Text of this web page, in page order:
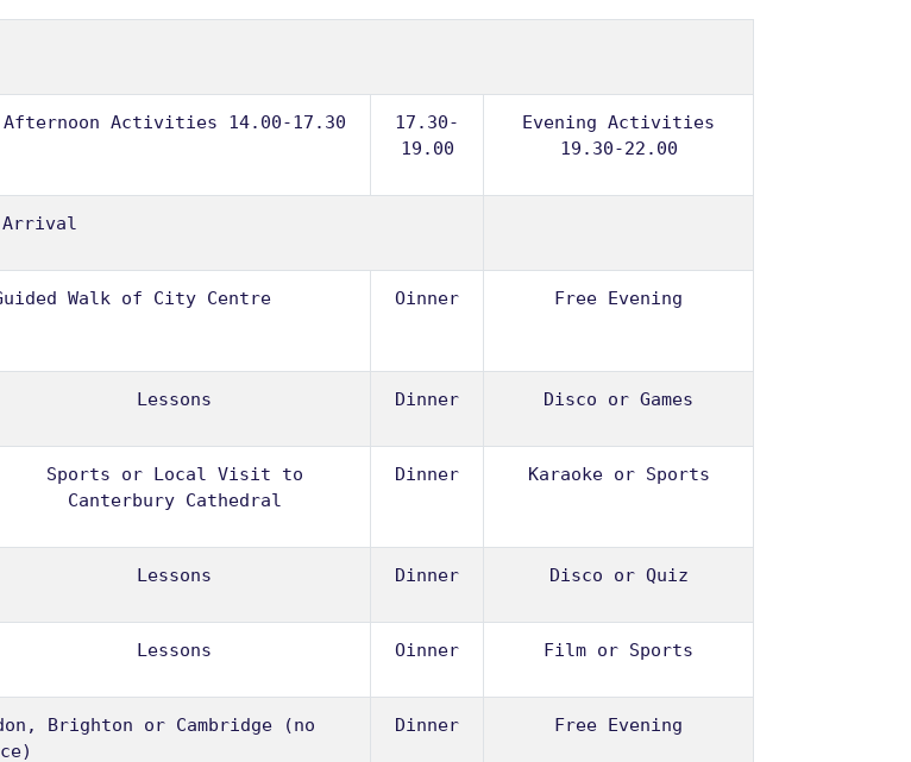
Afternoon Activities 14.00-17.30
17.30-
19.00
Evening Activities
19.30-22.00
Arrival
Walk of City Centre Oinner Free Evening
Lessons Dinner Disco or Games
Sports or Local Visit to
Canterbury Cathedral
Dinner Karaoke or Sports
Lessons Dinner Disco or Quiz
Lessons Oinner Film or Sports
Brighton or Cambridge (no
Dinner Free Evening